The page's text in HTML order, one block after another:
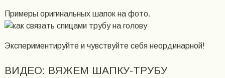
Примеры оригинальных шапок на фото.
Экспериментируйте и чувствуйте себя неординарной!
ВИДЕО: ВЯЖЕМ ШАПКУ-ТРУБУ